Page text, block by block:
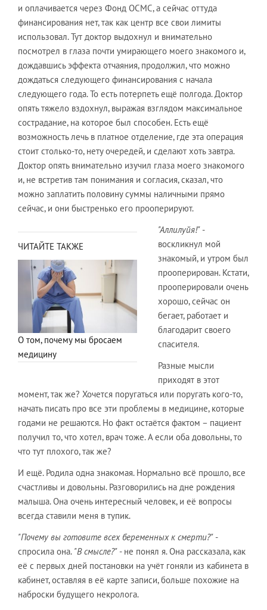
и оплачивается через Фонд ОСМС, а сейчас оттуда
финансирования нет, так как центр все свои лимиты
использовал. Тут доктор выдохнул и внимательно
посмотрел в глаза почти умирающего моего знакомого и,
дождавшись эффекта отчаяния, продолжил, что можно
дождаться следующего финансирования с начала
следующего года. То есть потерпеть ещё полгода. Доктор
опять тяжело вздохнул, выражая взглядом максимальное
сострадание, на которое был способен. Есть ещё
возможность лечь в платное отделение, где эта операция
стоит столько-то, нету очередей, и сделают хоть завтра.
Доктор опять внимательно изучил глаза моего знакомого
и, не встретив там понимания и согласия, сказал, что
можно заплатить половину суммы наличными прямо
сейчас, и они быстренько его прооперируют.
ЧИТАЙТЕ ТАКЖЕ
О том, почему мы бросаем
медицину
"Аллилуйя!" -
воскликнул мой
знакомый, и утром был
прооперирован. Кстати,
прооперировали очень
хорошо, сейчас он
бегает, работает и
благодарит своего
спасителя.
Разные мысли
приходят в этот
момент, так же? Хочется поругаться или поругать кого-то,
начать писать про все эти проблемы в медицине, которые
годами не решаются. Но факт остаётся фактом – пациент
получил то, что хотел, врач тоже. А если оба довольны, то
что тут плохого, так же?
И ещё. Родила одна знакомая. Нормально всё прошло, все
счастливы и довольны. Разговорились на дне рождения
малыша. Она очень интересный человек, и её вопросы
всегда ставили меня в тупик.
"Почему вы готовите всех беременных к смерти?" -
спросила она. "В смысле?" - не понял я. Она рассказала, как
её с первых дней постановки на учёт гоняли из кабинета в
кабинет, оставляя в её карте записи, больше похожие на
наброски будущего некролога.